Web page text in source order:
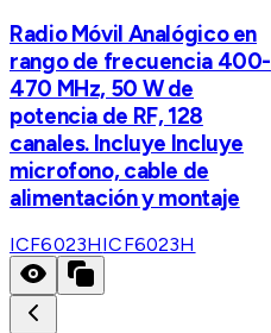
Radio Móvil Analógico en
rango de frecuencia 400-
470 MHz, 50 W de
potencia de RF, 128
canales. Incluye Incluye
microfono, cable de
alimentación y montaje
ICF6023HICF6023H